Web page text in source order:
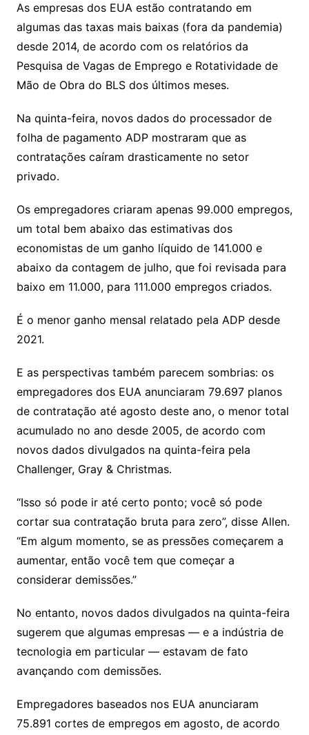
As empresas dos EUA estão contratando em
algumas das taxas mais baixas(fora da pandemia)
desde 2014, de acordo com os relatórios da
Pesquisa de Vagas de Emprego e Rotatividade de
Mão de Obra do BLS dos últimos meses.
Na quinta-feira, novos dados do processador de
folha de pagamento ADP mostraram que as
contratações caíram drasticamente no setor
privado.
Os empregadores criaram apenas 99.000 empregos,
um total bem abaixo das estimativas dos
economistas de um ganho líquido de 141.000 e
abaixo da contagem de julho, que foi revisada para
baixo em 11.000, para 111.000 empregos criados.
É o menor ganho mensal relatado pela ADP desde
2021.
E as perspectivas também parecem sombrias: os
empregadores dos EUA anunciaram 79.697 planos
de contratação até agosto deste ano, o menor total
acumulado no ano desde 2005, de acordo com
novos dados divulgados na quinta-feira pela
Challenger, Gray & Christmas.
“Isso só pode ir até certo ponto; você só pode
cortar sua contratação bruta para zero”, disse Allen.
“Em algum momento, se as pressões começarem a
aumentar, então você tem que começar a
considerar demissões.”
No entanto, novos dados divulgados na quinta-feira
sugerem que algumas empresas — e a indústria de
tecnologia em particular — estavam de fato
avançando com demissões.
Empregadores baseados nos EUA anunciaram
75.891 cortes de empregos em agosto, de acordo